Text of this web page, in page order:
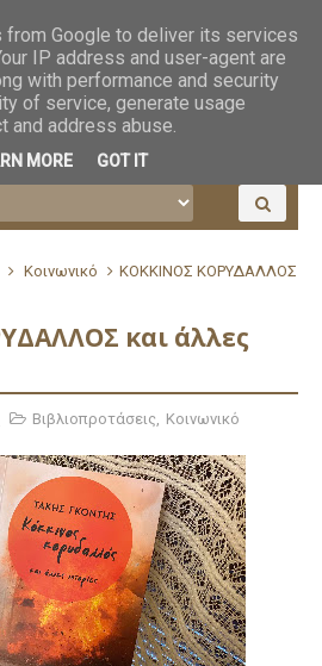
Κοινωνικό
ΚΟΚΚΙΝΟΣ ΚΟΡΥΔΑΛΛΟΣ
και άλλες
Βιβλιοπροτάσεις, Κοινωνικό
Google to deliver its services
IP address and user-agent are
with performance and security
of service, generate usage
and address abuse.
MORE GOT IT